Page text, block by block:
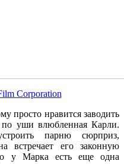
Corporation
просто нравится заводить
уши влюбленная Карли.
парню сюрприз,
его законную
у Марка есть еще одна